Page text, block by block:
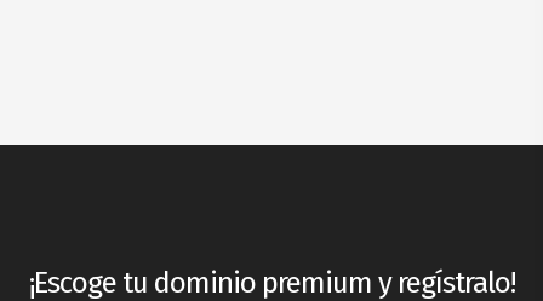
¡Escoge tu dominio premium y regístralo!